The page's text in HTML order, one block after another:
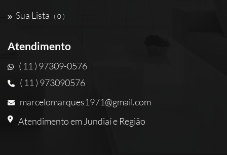
Sua Lista ( 0 )
Atendimento
( 11 ) 97309-0576
( 11 ) 973090576
marcelomarques1971@gmail.com
Atendimento em Jundiaí e Região